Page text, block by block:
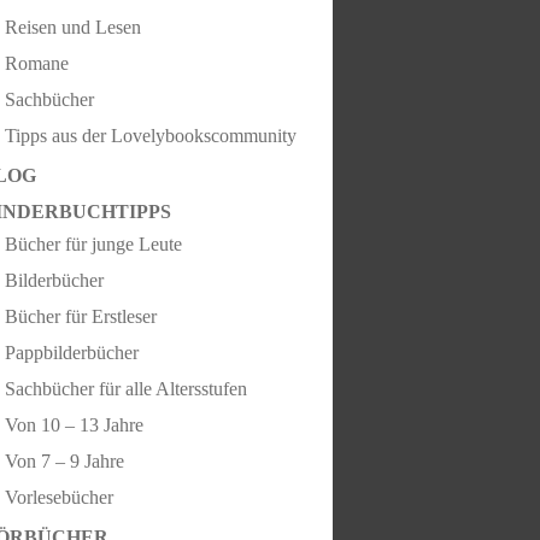
Reisen und Lesen
Romane
Sachbücher
Tipps aus der Lovelybookscommunity
Bücher für junge Leute
Bilderbücher
Bücher für Erstleser
Pappbilderbücher
Sachbücher für alle Altersstufen
Von 10 – 13 Jahre
Von 7 – 9 Jahre
Vorlesebücher